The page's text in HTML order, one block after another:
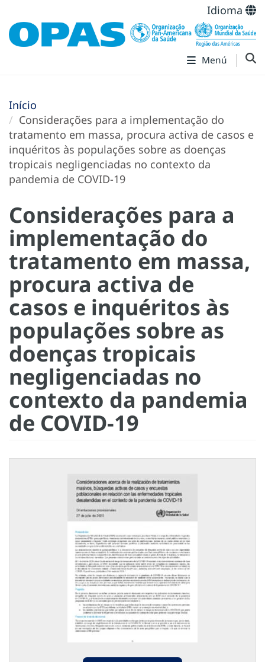
Idioma
Menú
Início
Considerações para a implementação do
tratamento em massa, procura activa de casos e
inquéritos às populações sobre as doenças
tropicais negligenciadas no contexto da
pandemia de COVID-19
Considerações para a
implementação do
tratamento em massa,
procura activa de
casos e inquéritos às
populações sobre as
doenças tropicais
negligenciadas no
contexto da pandemia
de COVID-19